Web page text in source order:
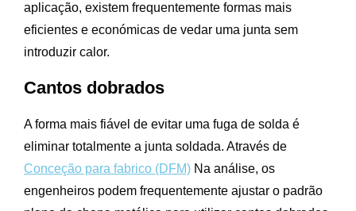
aplicação, existem frequentemente formas mais
eficientes e económicas de vedar uma junta sem
introduzir calor.
Cantos dobrados
A forma mais fiável de evitar uma fuga de solda é
eliminar totalmente a junta soldada. Através de
Conceção para fabrico (DFM) Na análise, os
engenheiros podem frequentemente ajustar o padrão